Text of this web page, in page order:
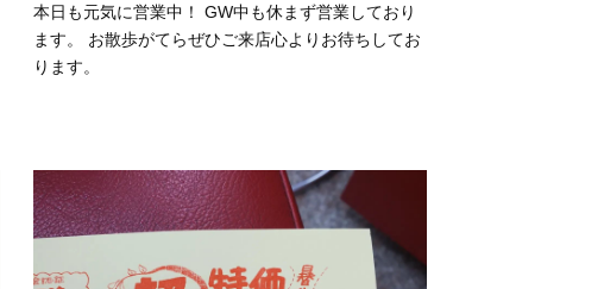
本日も元気に営業中！⁡ ⁡GW中も休まず営業しており
ます。⁡ ⁡お散歩がてらぜひご来店心よりお待ちしてお
ります。